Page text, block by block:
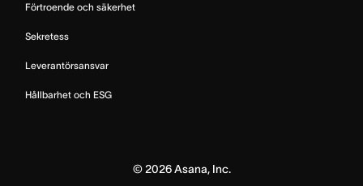
Förtroende och säkerhet
Sekretess
Leverantörsansvar
Hållbarhet och ESG
© 2026Asana, Inc.